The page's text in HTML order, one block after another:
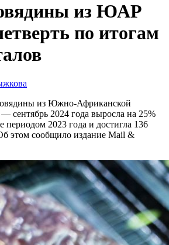
из ЮАР
по итогам
из Южно-Африканской
сентябрь 2024 года выросла на 25%
периодом 2023 года и достигла 136
этом сообщило издание Mail &